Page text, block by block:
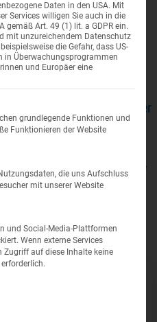
Kurreisen
Kur
Bad
Wellness
ohne
& Wissen
Kurreisen
Was Gäste bei ihrer
— und was die
Gäste auf dem Weg in die
Viele von ihnen stellen
Was fühle ich dabei? Und
geben wir — auf Grundlage
unserer Gäste und aktueller
Daten in den USA. Mit
Services willigen Sie auch in die
gemäß Art. 49 (1) lit. a GDPR ein.
mit unzureichendem Datenschutz
die Gefahr, dass US-
in Überwachungsprogrammen
und Europäer eine
für die eine Einwilligung
grundlegende Funktionen und
Funktionieren der Website
die uns Aufschluss
mit unserer Website
und Social-Media-Plattformen
Wenn externe Services
Zugriff auf diese Inhalte keine